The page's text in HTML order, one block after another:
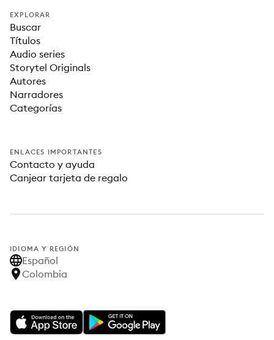
EXPLORAR
Buscar
Títulos
Audio series
Storytel Originals
Autores
Narradores
Categorías
ENLACES IMPORTANTES
Contacto y ayuda
Canjear tarjeta de regalo
IDIOMA Y REGIÓN
Español
Colombia